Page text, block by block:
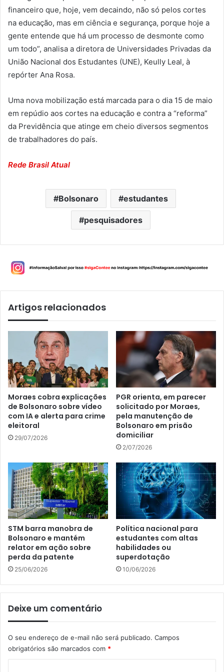
financeiro que, hoje, vem decaindo, não só pelos cortes
na educação, mas em ciência e segurança, porque hoje a
gente entende que há um processo de desmonte como
um todo”, analisa a diretora de Universidades Privadas da
União Nacional dos Estudantes (UNE), Keully Leal, à
repórter Ana Rosa.
Uma nova mobilização está marcada para o dia 15 de maio
em repúdio aos cortes na educação e contra a “reforma”
da Previdência que atinge em cheio diversos segmentos
de trabalhadores do país.
Rede Brasil Atual
Bolsonaro estudantes
pesquisadores
Artigos relacionados
Moraes cobra explicações
de Bolsonaro sobre vídeo
com IA e alerta para crime
eleitoral
29/07/2026
PGR orienta, em parecer
solicitado por Moraes,
pela manutenção de
Bolsonaro em prisão
domiciliar
2/07/2026
STM barra manobra de
Bolsonaro e mantém
relator em ação sobre
perda da patente
25/06/2026
Política nacional para
estudantes com altas
habilidades ou
superdotação
10/06/2026
Deixe um comentário
O seu endereço de e-mail não será publicado. Campos
obrigatórios são marcados com *